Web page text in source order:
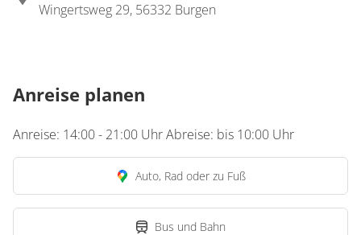
Wingertsweg 29, 56332 Burgen
Anreise planen
Anreise: 14:00 - 21:00 Uhr Abreise: bis 10:00 Uhr
Auto, Rad oder zu Fuß
Bus und Bahn